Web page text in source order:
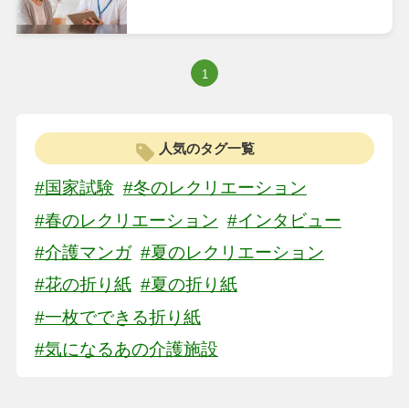
1
人気のタグ一覧
#国家試験 #冬のレクリエーション
#春のレクリエーション #インタビュー
#介護マンガ #夏のレクリエーション
#花の折り紙 #夏の折り紙
#一枚でできる折り紙
#気になるあの介護施設